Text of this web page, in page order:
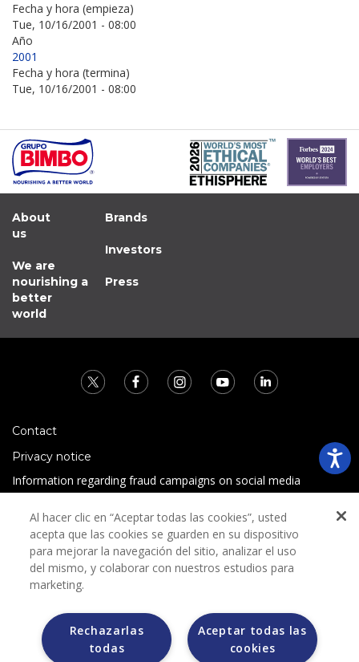
Fecha y hora (empieza)
Tue, 10/16/2001 - 08:00
Año
2001
Fecha y hora (termina)
Tue, 10/16/2001 - 08:00
About
us
We are
nourishing a
better
world
Brands
Investors
Press
Contact
Privacy notice
Information regarding fraud campaigns on social media
Terms and conditions
Grupo Bimbo does not request any kind of payment during
Al hacer clic en “Aceptar todas las cookies”, usted
acepta que las cookies se guarden en su dispositivo
para mejorar la navegación del sitio, analizar el uso
del mismo, y colaborar con nuestros estudios para
marketing.
Aceptar todas las
cookies
Rechazarlas
todas